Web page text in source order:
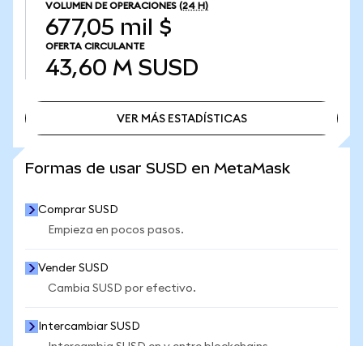
VOLUMEN DE OPERACIONES (24 H)
677,05 mil $
OFERTA CIRCULANTE
43,60 M SUSD
VER MÁS ESTADÍSTICAS
Formas de usar SUSD en MetaMask
Comprar SUSD
Empieza en pocos pasos.
Vender SUSD
Cambia SUSD por efectivo.
Intercambiar SUSD